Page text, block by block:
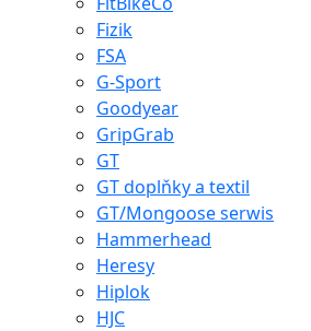
Fizik
FSA
G-Sport
Goodyear
GripGrab
GT
GT doplňky a textil
GT/Mongoose serwis
Hammerhead
Heresy
Hiplok
HJC